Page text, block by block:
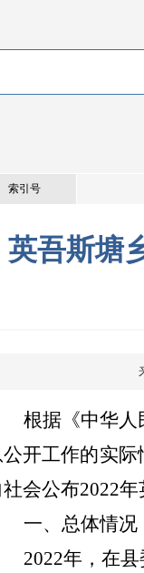
索引号
英吾斯塘
根据《中华人
开工作的实
会公布2022年
一、总体情况
2022年，在